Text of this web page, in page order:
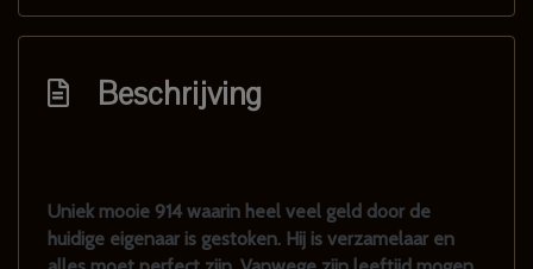
Beschrijving
Uniek mooie 914 waarin heel veel geld door de
huidige eigenaar is gestoken. Hij is verzamelaar en